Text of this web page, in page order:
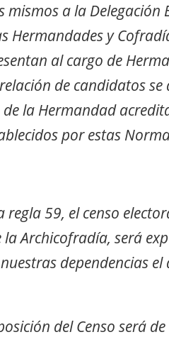
mismos a la Delegación
Hermandades y
al cargo de
relación de candidatos
de la Hermandad
por estas
regla 59, el censo
la Archicofradía, será
dependencias
del Censo será